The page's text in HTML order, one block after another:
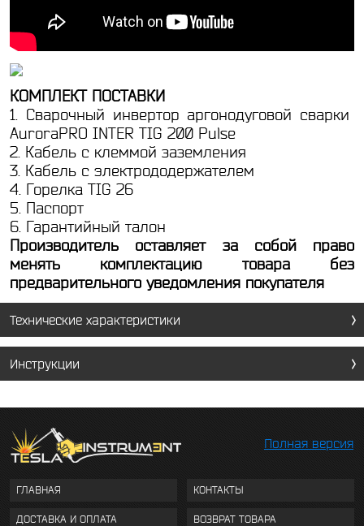
КОМПЛЕКТ ПОСТАВКИ
1. Сварочный инвертор аргонодуговой сварки
AuroraPRO INTER TIG 200 Pulse
2. Кабель с клеммой заземления
3. Кабель с электрододержателем
4. Горелка TIG 26
5. Паспорт
6. Гарантийный талон
Производитель оставляет за собой право
менять комплектацию товара без
предварительного уведомления покупателя
Технические характеристики
Инструкции
Полная версия
ГЛАВНАЯ КОНТАКТЫ
ДОСТАВКА И ОПЛАТА ВОЗВРАТ ТОВАРА